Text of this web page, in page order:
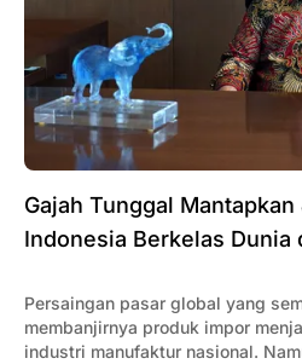
Gajah Tunggal
Indonesia Berkelas Dunia
Persaingan pasar global yang
membanjirnya produk impor
industri manufaktur nasional.